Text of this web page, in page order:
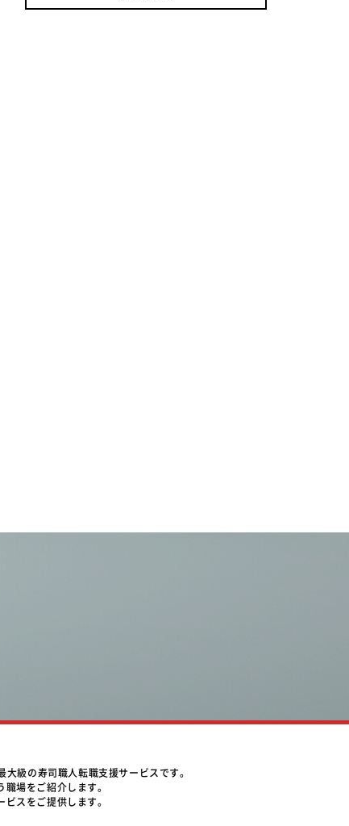
級の寿司職人転職支援サービスです。
場をご紹介します。
スをご提供します。